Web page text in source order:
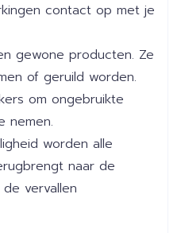
benzoylperoxide
(15°C -
contact op met je
gewone producten. Ze
of geruild worden.
om ongebruikte
nemen.
worden alle
naar de
vervallen